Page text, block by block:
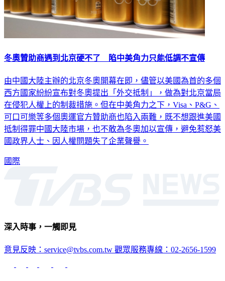
冬奧贊助商遇到北京硬不了 陷中美角力只能低調不宣傳
由中國大陸主辦的北京冬奧開幕在即，儘管以美國為首的多個
西方國家紛紛宣布對冬奧提出「外交抵制」，做為對北京當局
在侵犯人權上的制裁措施。但在中美角力之下，Visa、P&G、
可口可樂等多個奧運官方贊助商也陷入兩難，既不想跟進美國
抵制得罪中國大陸市場，也不敢為冬奧加以宣傳，避免惹怒美
國政界人士、因人權問題失了企業聲譽。
國際
深入時事，一觸即見
意見反映：service@tvbs.com.tw 觀眾服務專線：02-2656-1599